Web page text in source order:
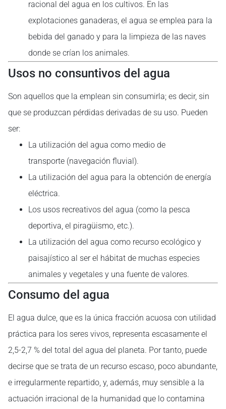
racional del agua en los cultivos. En las
explotaciones ganaderas, el agua se emplea para la
bebida del ganado y para la limpieza de las naves
donde se crían los animales.
Usos no consuntivos del agua
Son aquellos que la emplean sin consumirla; es decir, sin
que se produzcan pérdidas derivadas de su uso. Pueden
ser:
La utilización del agua como medio de
transporte (navegación fluvial).
La utilización del agua para la obtención de energía
eléctrica.
Los usos recreativos del agua (como la pesca
deportiva, el piragüismo, etc.).
La utilización del agua como recurso ecológico y
paisajístico al ser el hábitat de muchas especies
animales y vegetales y una fuente de valores.
Consumo del agua
El agua dulce, que es la única fracción acuosa con utilidad
práctica para los seres vivos, representa escasamente el
2,5-2,7 % del total del agua del planeta. Por tanto, puede
decirse que se trata de un recurso escaso, poco abundante,
e irregularmente repartido, y, además, muy sensible a la
actuación irracional de la humanidad que lo contamina